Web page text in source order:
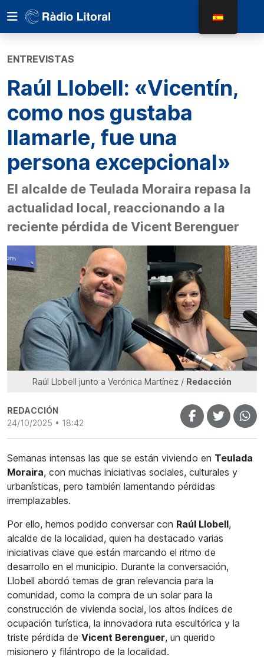
ENTREVISTAS
Raúl Llobell: «Vicentín,
como nos gustaba
llamarle, fue una
persona excepcional»
El alcalde de Teulada Moraira repasa la
actualidad local, reaccionando a la
reciente pérdida de Vicent Berenguer
Raúl Llobell junto a Verónica Martínez / Redacción
REDACCIÓN
24/10/2025 • 18:42
Semanas intensas las que se están viviendo en Teulada
Moraira, con muchas iniciativas sociales, culturales y
urbanísticas, pero también lamentando pérdidas
irremplazables.
Por ello, hemos podido conversar con Raúl Llobell,
alcalde de la localidad, quien ha destacado varias
iniciativas clave que están marcando el ritmo de
desarrollo en el municipio. Durante la conversación,
Llobell abordó temas de gran relevancia para la
comunidad, como la compra de un solar para la
construcción de vivienda social, los altos índices de
ocupación turística, la innovadora ruta escultórica y la
triste pérdida de Vicent Berenguer, un querido
misionero y filántropo de la localidad.